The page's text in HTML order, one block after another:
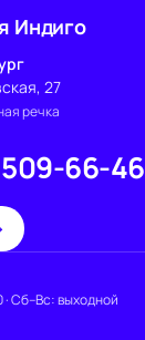
Индиго
27
речка
509-66-46
Сб–Вс: выходной